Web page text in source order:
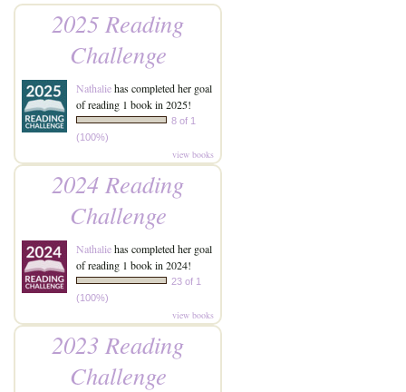
2025 Reading
Challenge
Nathaliehas completed her goal
of reading 1 book in 2025!
8 of 1
(100%)
view books
2024 Reading
Challenge
Nathaliehas completed her goal
of reading 1 book in 2024!
23 of 1
(100%)
view books
2023 Reading
Challenge